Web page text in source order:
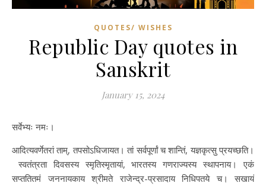
QUOTES/ WISHES
Republic Day quotes in
Sanskrit
January 15, 2024
सर्वेभ्यः नमः।
आदित्यवर्णेतरां ताम्, तपसोऽधिजायत। तां सर्वपूर्णां च शान्तिं, यज्ञकृत्सु प्रयच्छति।
स्वतंत्रता दिवसस्य स्मृतिस्मृतायां, भारतस्य गणराज्यस्य स्थापनाय। एकं
सप्ततितमं जननायकाय श्रीमते राजेन्द्र-प्रसादाय निधिपतये च। सखायं